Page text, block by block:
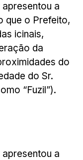
apresentou a
que o Prefeito,
icinais,
da
do
do Sr.
“Fuzil”).
apresentou a